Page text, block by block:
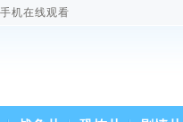
机在线观看